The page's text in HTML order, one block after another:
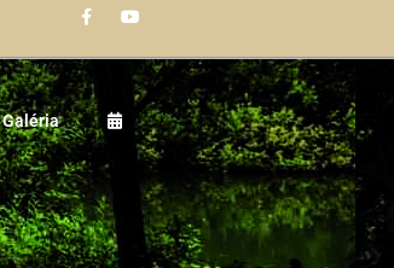
Galéria